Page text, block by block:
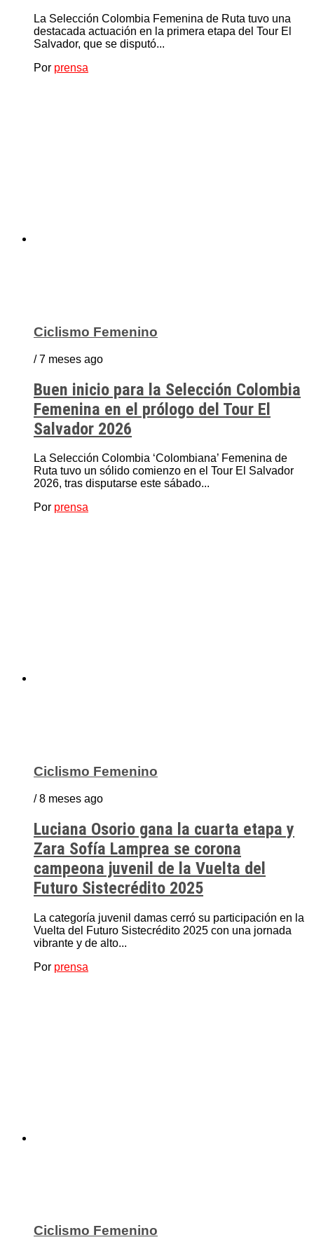
La Selección Colombia Femenina de Ruta tuvo una
destacada actuación en la primera etapa del Tour El
Salvador, que se disputó...
Por prensa
Ciclismo Femenino
/ 7 meses ago
Buen inicio para la Selección Colombia
Femenina en el prólogo del Tour El
Salvador 2026
La Selección Colombia ‘Colombiana’ Femenina de
Ruta tuvo un sólido comienzo en el Tour El Salvador
2026, tras disputarse este sábado...
Por prensa
Ciclismo Femenino
/ 8 meses ago
Luciana Osorio gana la cuarta etapa y
Zara Sofía Lamprea se corona
campeona juvenil de la Vuelta del
Futuro Sistecrédito 2025
La categoría juvenil damas cerró su participación en la
Vuelta del Futuro Sistecrédito 2025 con una jornada
vibrante y de alto...
Por prensa
Ciclismo Femenino